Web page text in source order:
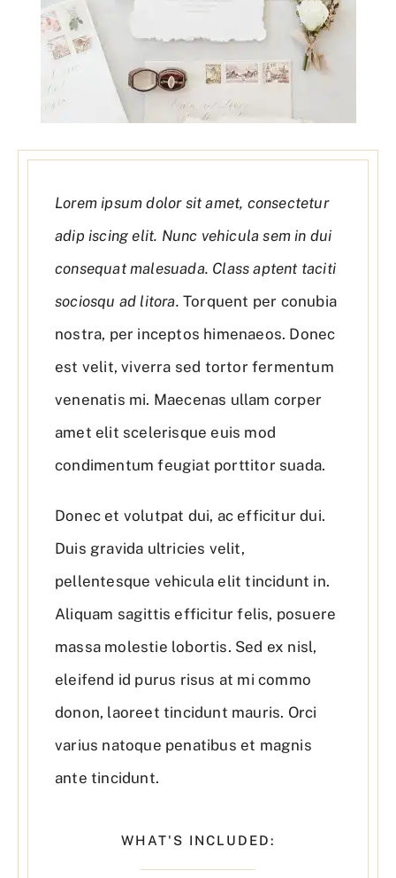
Lorem ipsum dolor sit amet, consectetur
adip iscing elit. Nunc vehicula sem in dui
consequat malesuada. Class aptent taciti
sociosqu ad litora. Torquent per conubia
nostra, per inceptos himenaeos. Donec
est velit, viverra sed tortor fermentum
venenatis mi. Maecenas ullam corper
amet elit scelerisque euis mod
condimentum feugiat porttitor suada.
Donec et volutpat dui, ac efficitur dui.
Duis gravida ultricies velit,
pellentesque vehicula elit tincidunt in.
Aliquam sagittis efficitur felis, posuere
massa molestie lobortis. Sed ex nisl,
eleifend id purus risus at mi commo
donon, laoreet tincidunt mauris. Orci
varius natoque penatibus et magnis
ante tincidunt.
WHAT'S INCLUDED: